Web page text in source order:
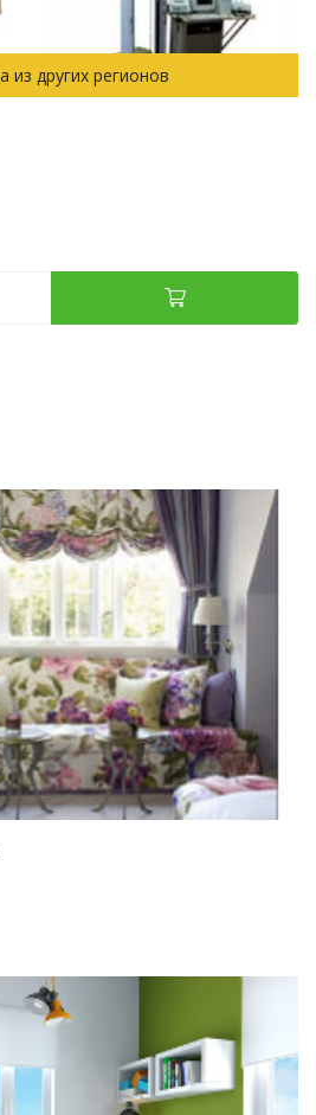
из других регионов